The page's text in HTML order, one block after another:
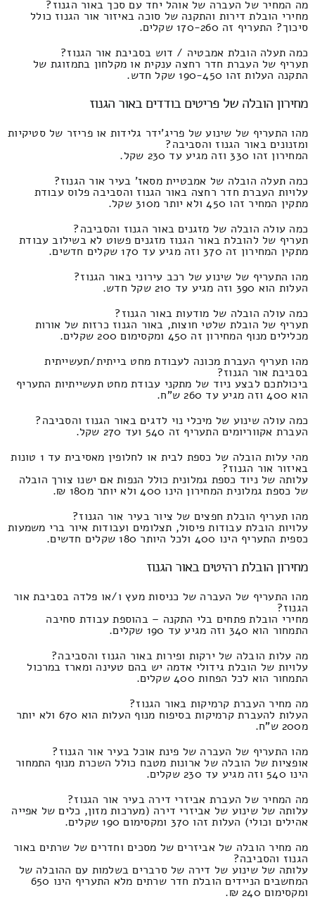
מה המחיר של העברה של אוהל יחד עם סכך באור הגנוז?
מחירי הובלת דירות והתקנה של סוכה באיזור אור הגנוז כולל
סיכוך? התעריף זה 170-260 שקלים.
כמה תעלה הובלת אמבטיה / דוש בסביבת אור הגנוז?
תעריף של העברת חדר רחצה ענקית או מקלחון בתמזוגת של
התקנה העלות זהו 190-450 שקל חדש.
מחירון הובלה של פריטים בודדים באור הגנוז
מהו התעריף של שינוע של פריג'ידר גלידות או פריזר של סטיקיות
ומזנונים באור הגנוז והסביבה?
המחירון זהו 330 וזה מגיע עד 230 שקל.
כמה תעלה הובלה של אמבטיית מסאז' בעיר אור הגנוז?
עלויות העברת חדר רחצה באור הגנוז והסביבה פלוס עבודת
מתקין המחיר זהו 450 ולא יותר מ310 שקל.
כמה עולה הובלה של מזגנים באור הגנוז והסביבה?
תעריף של להובלת באור הגנוז מזגנים פשוט לא בשילוב עבודת
מתקין המחירון זה 370 וזה מגיע עד 170 שקלים חדשים.
מהו התעריף של שינוע של רכב עירוני באור הגנוז?
העלות הוא 390 וזה מגיע עד 210 שקל חדש.
כמה עולה הובלה של מודעות באור הגנוז?
תעריף של הובלת שלטי חוצות, באור הגנוז כרזות של אורות
מכלילים מנוף המחירון זה 450 ומקסימום 200 שקלים.
מהו תעריף העברת מכונה לעבודת מחט בייתית/תעשייתית
בסביבת אור הגנוז?
ביכולתכם לבצע ניוד של מתקני עבודת מחט תעשייתיות התעריף
הוא 400 וזה מגיע עד 260 ש"ח.
כמה עולה שינוע של מיכלי נוי לדגים באור הגנוז והסביבה?
העברת אקווריומים התעריף זה 540 ועד 270 שקל.
מהי עלות הובלה של כספת לבית או לחלופין מאסיבית עד 1 טונות
באיזור אור הגנוז?
עלותה של ניוד כספת גמלונית כולל הנפות אם ישנו צורך הובלה
של כספת גמלונית המחירון הינו 400 ולא יותר מ180 ₪.
מהו תעריף הובלת חפצים של ציור בעיר אור הגנוז?
עלויות הובלת עבודות פיסול, תצלומים ועבודות איור ברי משמעות
כספית התעריף הינו 400 ולכל היותר 180 שקלים חדשים.
מחירון הובלת רהיטים באור הגנוז
מהו התעריף של העברה של כניסות מעץ ו/או פלדה בסביבת אור
הגנוז?
מחירי הובלת פתחים בלי התקנה – בהוספת עבודת סחיבה
התמחור הוא 340 וזה מגיע עד 190 שקלים.
מה עלות הובלה של ירקות ופירות באור הגנוז והסביבה?
עלויות של הובלת גידולי אדמה יש בהם טעינה ומארז במרכול
התמחור הוא לכל הפחות 400 שקלים.
מה מחיר העברת קרמיקות באור הגנוז?
העלות להעברת קרמיקות בסיפוח מנוף העלות הוא 670 ולא יותר
מ200 ש"ח.
מהו התעריף של העברה של פינת אוכל בעיר אור הגנוז?
אופציות של הובלה של ארונות מטבח כולל השכרת מנוף התמחור
הינו 540 וזה מגיע עד 230 שקלים.
מה המחיר של העברת אביזרי דירה בעיר אור הגנוז?
עלותה של שינוע של אביזרי דירה (מערכות מזון, כלים של אפייה
אהילים וכולי) העלות זהו 370 ומקסימום 190 שקלים.
מה מחיר הובלה של אביזרים של מסכים וחדרים של שרתים באור
הגנוז והסביבה?
עלותה של שינוע של דירה של סרברים בשלמות עם ההובלה של
המחשבים הניידים הובלת חדר שרתים מלא התעריף הינו 650
ומקסימום 240 ₪.